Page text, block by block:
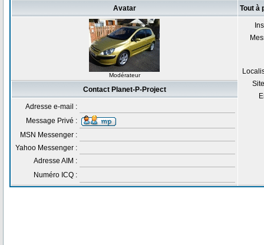
Avatar Tout à
Modérateur
Contact Planet-P-Project
Adresse e-mail :
Message Privé :
MSN Messenger :
Yahoo Messenger :
Adresse AIM :
Numéro ICQ :